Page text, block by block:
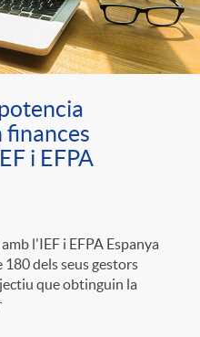
finances
i EFPA
l'IEF i EFPA Espanya
dels seus gestors
que obtinguin la